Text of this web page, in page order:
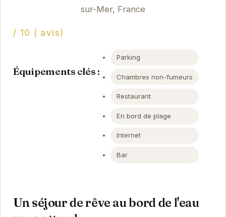
sur-Mer, France
/ 10 ( avis)
Équipements clés :
Parking
Chambres non-fumeurs
Restaurant
En bord de plage
Internet
Bar
Un séjour de rêve au bord de l'eau